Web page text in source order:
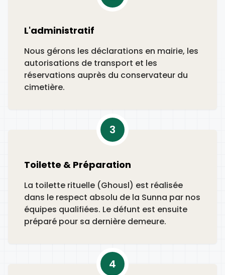
L'administratif
Nous gérons les déclarations en mairie, les
autorisations de transport et les
réservations auprès du conservateur du
cimetière.
3
Toilette & Préparation
La toilette rituelle (Ghousl) est réalisée
dans le respect absolu de la Sunna par nos
équipes qualifiées. Le défunt est ensuite
préparé pour sa dernière demeure.
4